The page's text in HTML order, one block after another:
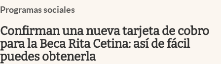
Pc y celular
Vida y estilo
Programas sociales
Confirman una nueva tarjeta de cobro
para la Beca Rita Cetina: así de fácil
puedes obtenerla